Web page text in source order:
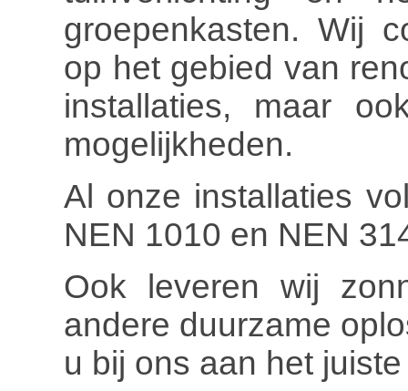
groepenkasten. Wij
op het gebied van
installaties, maar
mogelijkheden.
Al onze installaties
NEN 1010 en NEN
Ook leveren wij
andere duurzame
u bij ons aan het